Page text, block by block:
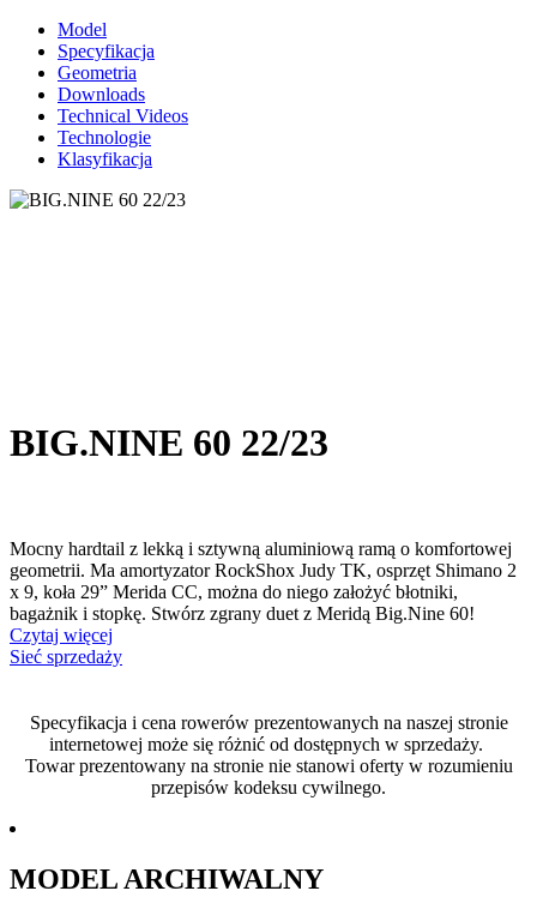
Model
Specyfikacja
Geometria
Downloads
Technical Videos
Technologie
Klasyfikacja
BIG.NINE 60 22/23
Mocny hardtail z lekką i sztywną aluminiową ramą o komfortowej
geometrii. Ma amortyzator RockShox Judy TK, osprzęt Shimano 2
x 9, koła 29” Merida CC, można do niego założyć błotniki,
bagażnik i stopkę. Stwórz zgrany duet z Meridą Big.Nine 60!
Czytaj więcej
Sieć sprzedaży
Specyfikacja i cena rowerów prezentowanych na naszej stronie
internetowej może się różnić od dostępnych w sprzedaży.
Towar prezentowany na stronie nie stanowi oferty w rozumieniu
przepisów kodeksu cywilnego.
MODEL ARCHIWALNY